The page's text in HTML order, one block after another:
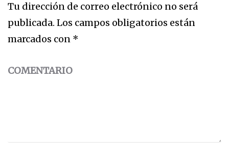
Tu dirección de correo electrónico no será
publicada. Los campos obligatorios están
marcados con *
COMENTARIO